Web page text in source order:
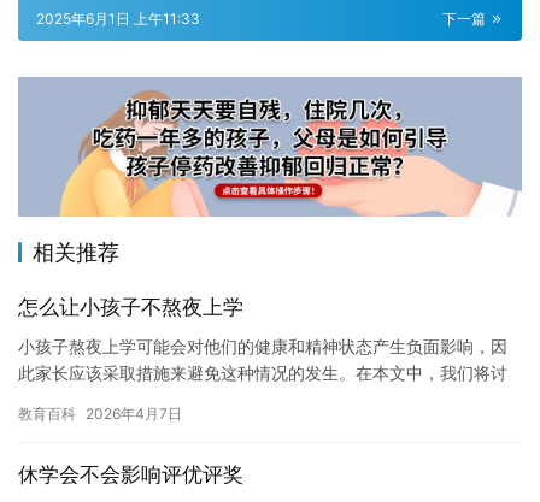
下一篇
2025年6月1日 上午11:33
相关推荐
怎么让小孩子不熬夜上学
小孩子熬夜上学可能会对他们的健康和精神状态产生负面影响，因
此家长应该采取措施来避免这种情况的发生。在本文中，我们将讨
应该…
教育百科 2026年4月7日
休学会不会影响评优评奖